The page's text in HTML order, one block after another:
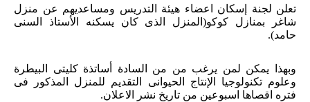
تعلن لجنة إسكان اعضاء هيئة التدريس ومساعديهم عن منزل
شاغر بمنازل كوكو(المنزل الذى كان يسكنه الأستاذ السنى
حامد).
وبهذا يمكن لمن يرغب من من السادة أساتذة كليتى البيطرة
وعلوم تكنولوجيا الإنتاج الحيوانى التقديم للمنزل المذكور فى
فتره اقصاها اسبوعين من تاريخ نشر الاعلان.